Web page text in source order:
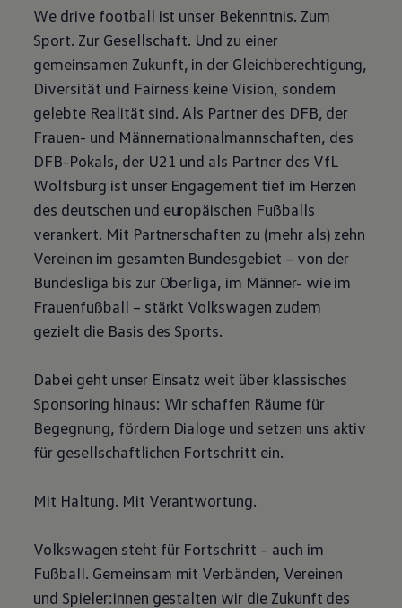
We drive football ist unser Bekenntnis. Zum
Sport. Zur Gesellschaft. Und zu einer
gemeinsamen Zukunft, in der Gleichberechtigung,
Diversität und Fairness keine Vision, sondern
gelebte Realität sind. Als Partner des DFB, der
Frauen- und Männernationalmannschaften, des
DFB-Pokals, der U21 und als Partner des VfL
Wolfsburg ist unser Engagement tief im Herzen
des deutschen und europäischen Fußballs
verankert. Mit Partnerschaften zu (mehr als) zehn
Vereinen im gesamten Bundesgebiet – von der
Bundesliga bis zur Oberliga, im Männer- wie im
Frauenfußball – stärkt Volkswagen zudem
gezielt die Basis des Sports.
Dabei geht unser Einsatz weit über klassisches
Sponsoring hinaus: Wir schaffen Räume für
Begegnung, fördern Dialoge und setzen uns aktiv
für gesellschaftlichen Fortschritt ein.
Mit Haltung. Mit Verantwortung.
Volkswagen steht für Fortschritt – auch im
Fußball. Gemeinsam mit Verbänden, Vereinen
und Spieler:innen gestalten wir die Zukunft des